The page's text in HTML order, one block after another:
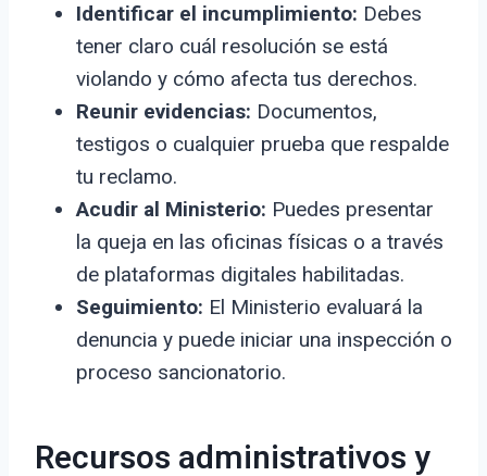
Identificar el incumplimiento: Debes
tener claro cuál resolución se está
violando y cómo afecta tus derechos.
Reunir evidencias: Documentos,
testigos o cualquier prueba que respalde
tu reclamo.
Acudir al Ministerio: Puedes presentar
la queja en las oficinas físicas o a través
de plataformas digitales habilitadas.
Seguimiento: El Ministerio evaluará la
denuncia y puede iniciar una inspección o
proceso sancionatorio.
Recursos administrativos y